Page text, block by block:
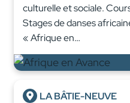
culturelle et sociale.
Stages de danses
« Afrique en…
LA BÂTIE-NEUVE